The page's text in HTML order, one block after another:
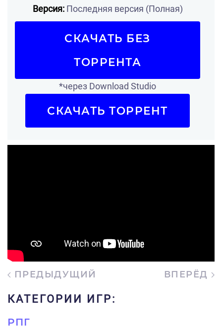
Версия:Последняя версия (Полная)
СКАЧАТЬ БЕЗ
ТОРРЕНТА
*через Download Studio
СКАЧАТЬ ТОРРЕНТ
ПРЕДЫДУЩИЙ ВПЕРЁД
КАТЕГОРИИ ИГР:
РПГ